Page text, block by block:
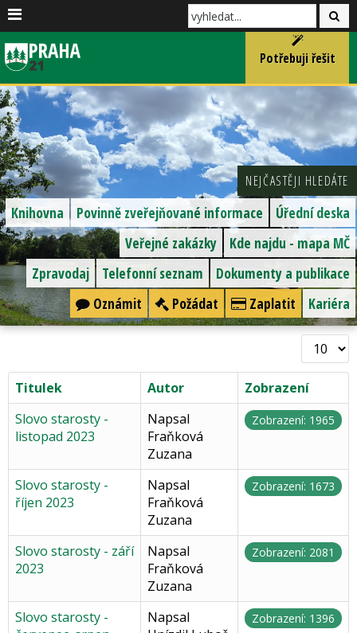
Potřebuji řešit
NEJČASTĚJI HLEDÁTE
Úřední deska
Povinně zveřejňované informace
Knihovna
Kde najdu - mapa MČ
Veřejné zakázky
Dokumenty a publikace
Telefonní seznam
Zpravodaj
Kariéra
Zaplatit
Požádat
Oznámit
Zobrazit
Titulek Autor
Zobrazení
Slovo starosty -
listopad 2023
Napsal
Fraňková
Zuzana
Zobrazení: 1965
Slovo starosty -
říjen 2023
Napsal
Fraňková
Zuzana
Zobrazení: 1673
Slovo starosty - září
2023
Napsal
Fraňková
Zuzana
Zobrazení: 2081
Slovo starosty -
Napsal
Zobrazení: 1396